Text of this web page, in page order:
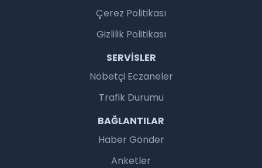
Çerez Politikası
Gizlilik Politikası
SERVISLER
Nöbetçi Eczaneler
Trafik Durumu
BAĞLANTILAR
Haber Gönder
Anketler